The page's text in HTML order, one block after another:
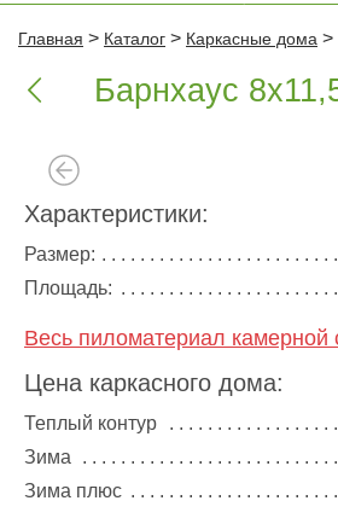
Главная > Каталог > Каркасные дома >
 Барнхаус
Характеристики:
Размер:
Площадь:
Весь пиломатериал камерной
Цена каркасного дома:
Теплый контур
Зима
Зима плюс